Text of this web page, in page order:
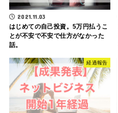
2021.11.03
はじめての自己投資。5万円払うこ
とが不安で不安で仕方がなかった
話。
経過報告